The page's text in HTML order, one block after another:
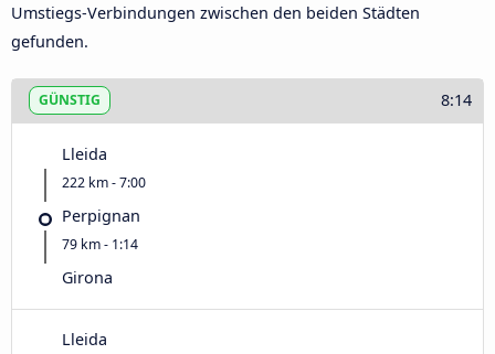
Umstiegs-Verbindungen zwischen den beiden Städten
gefunden.
GÜNSTIG 8:14
Lleida
222 km - 7:00
Perpignan
79 km - 1:14
Girona
Lleida